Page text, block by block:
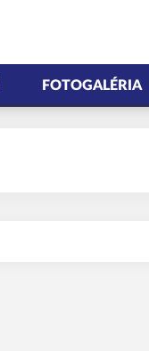
FOTOGALÉRIA